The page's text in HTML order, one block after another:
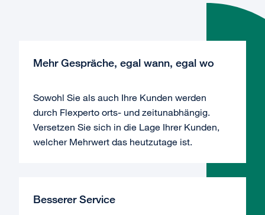
Mehr Gespräche, egal wann, egal wo
Sowohl Sie als auch Ihre Kunden werden
durch Flexperto orts- und zeitunabhängig.
Versetzen Sie sich in die Lage Ihrer Kunden,
welcher Mehrwert das heutzutage ist.
Besserer Service